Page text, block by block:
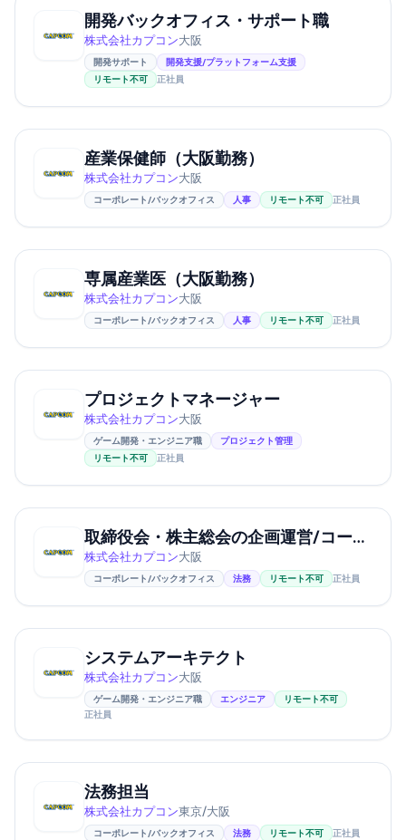
開発バックオフィス・サポート職
株式会社カプコン大阪
開発サポート
開発支援/プラットフォーム支援
リモート不可
正社員
産業保健師（大阪勤務）
株式会社カプコン大阪
コーポレート/バックオフィス 人事 リモート不可 正社員
専属産業医（大阪勤務）
株式会社カプコン大阪
コーポレート/バックオフィス 人事 リモート不可 正社員
プロジェクトマネージャー
株式会社カプコン大阪
ゲーム開発・エンジニア職
プロジェクト管理
リモート不可
正社員
取締役会・株主総会の企画運営/コーポレート・ガバナンス担当
株式会社カプコン大阪
コーポレート/バックオフィス 法務 リモート不可 正社員
システムアーキテクト
株式会社カプコン大阪
ゲーム開発・エンジニア職 エンジニア
リモート不可
正社員
法務担当
株式会社カプコン東京/大阪
コーポレート/バックオフィス 法務 リモート不可 正社員